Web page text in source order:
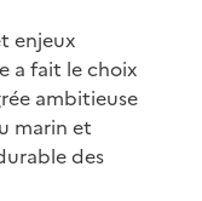
enjeux
a fait le choix
ambitieuse
marin et
des